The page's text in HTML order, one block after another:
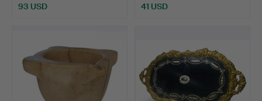
93 USD 41 USD